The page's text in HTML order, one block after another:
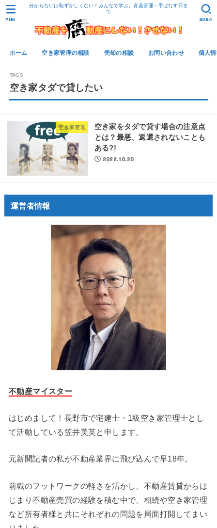
分からないは恥ずかしくない！みんなで学ぶ、資産管理～手ばなす日ま
で
ホーム 空き家管理の相談 売却の相談 お問い合わせ 個人
SEARCH
MENU
空き家タダで貸したい
空き家管理
空き家をタダで貸す場合の注意点
とは？最悪、返還されないことも
ある?!
2022.10.20
運営者情報
不動産マイスター
はじめまして！長野市で宅建士・1級空き家管理士とし
て活動している笠井美英と申します。
元新聞記者の私が不動産業界に飛び込んで早18年。
前職のフットワークの軽さを活かし、不動産賃貸からは
じまり不動産売買の経験を積む中で、相続や空き家管理
など所有者様と共にそれぞれの問題を局面打開してまい